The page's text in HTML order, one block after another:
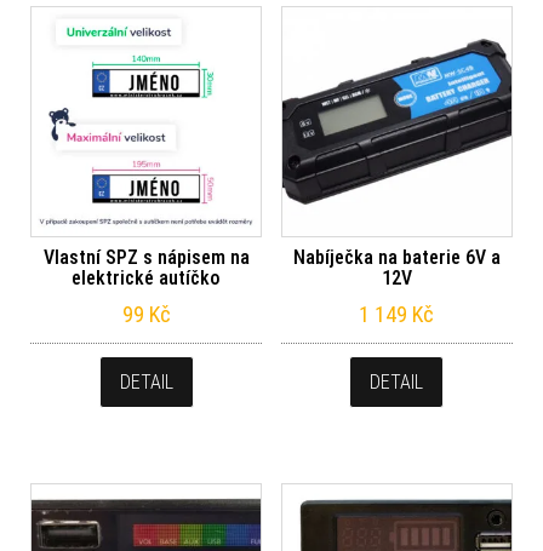
Vlastní SPZ s nápisem na
elektrické autíčko
99 Kč
DETAIL
Nabíječka na baterie 6V a
12V
1 149 Kč
DETAIL